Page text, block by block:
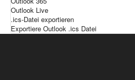
Outlook Live
.ics-Datei exportieren
Exportiere Outlook .ics Datei